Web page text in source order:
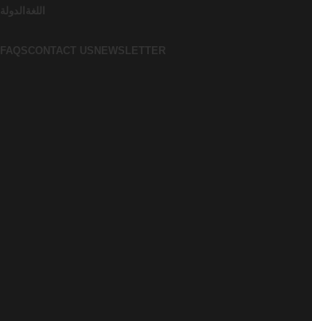
اللغة الدولة
NEWSLETTER
CONTACT US
FAQS